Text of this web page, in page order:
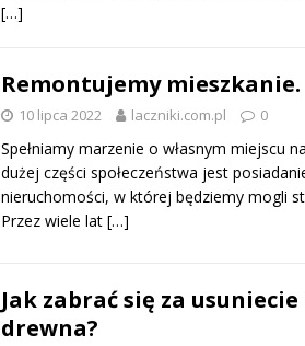
[…]
Remontujemy mieszkanie.
10 lipca 2022 laczniki.com.pl 0
Spełniamy marzenie o własnym miejscu
dużej części społeczeństwa jest
nieruchomości, w której będziemy mogli
Przez wiele lat […]
Jak zabrać się za usuniecie
drewna?